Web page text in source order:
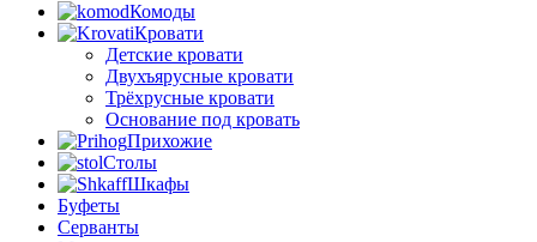
Комоды
Кровати
Детские кровати
Двухъярусные кровати
Трёхрусные кровати
Основание под кровать
Прихожие
Столы
Шкафы
Буфеты
Серванты